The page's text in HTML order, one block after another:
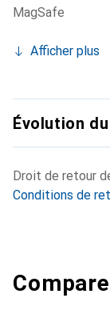
MagSafe
Afficher plus
Évolution
Droit de retour
Conditions de